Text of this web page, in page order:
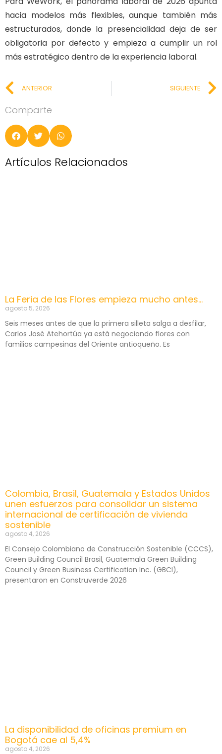
hacia modelos más flexibles, aunque también más
estructurados, donde la presencialidad deja de ser
obligatoria por defecto y empieza a cumplir un rol
más estratégico dentro de la experiencia laboral.
ANTERIOR SIGUIENTE
Comparte
Artículos Relacionados
La Feria de las Flores empieza mucho antes…
agosto 5, 2026
Seis meses antes de que la primera silleta salga a desfilar,
Carlos José Atehortúa ya está negociando flores con
familias campesinas del Oriente antioqueño. Es
Colombia, Brasil, Guatemala y Estados Unidos
unen esfuerzos para consolidar un sistema
internacional de certificación de vivienda
sostenible
agosto 4, 2026
El Consejo Colombiano de Construcción Sostenible (CCCS),
Green Building Council Brasil, Guatemala Green Building
Council y Green Business Certification Inc. (GBCI),
presentaron en Construverde 2026
La disponibilidad de oficinas premium en
Bogotá cae al 5,4%
agosto 4, 2026